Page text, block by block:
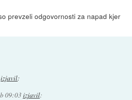
prevzeli odgovornosti za napad kjer
izjavil:
09:03izjavil: